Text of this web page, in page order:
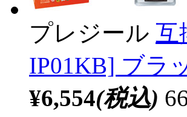
プレジール 互
IP01KB] ブラ
¥6,554(税込)